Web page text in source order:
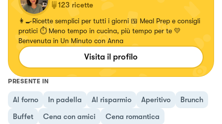
123 ricette
👩‍🍳Ricette semplici per tutti i giorni 🍱 Meal Prep e consigli
pratici ⏱️ Meno tempo in cucina, più tempo per te 💛
Benvenuta in Un Minuto con Anna
Visita il profilo
PRESENTE IN
Al forno In padella Al risparmio Aperitivo
Brunch
Buffet
Cena con amici
Cena romantica